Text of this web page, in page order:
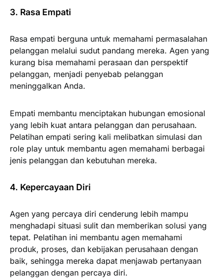
3. Rasa Empati
Rasa empati berguna untuk memahami permasalahan
pelanggan melalui sudut pandang mereka. Agen yang
kurang bisa memahami perasaan dan perspektif
pelanggan, menjadi penyebab pelanggan
meninggalkan Anda.
Empati membantu menciptakan hubungan emosional
yang lebih kuat antara pelanggan dan perusahaan.
Pelatihan empati sering kali melibatkan simulasi dan
role play untuk membantu agen memahami berbagai
jenis pelanggan dan kebutuhan mereka.
4. Kepercayaan Diri
Agen yang percaya diri cenderung lebih mampu
menghadapi situasi sulit dan memberikan solusi yang
tepat. Pelatihan ini membantu agen memahami
produk, proses, dan kebijakan perusahaan dengan
baik, sehingga mereka dapat menjawab pertanyaan
pelanggan dengan percaya diri.